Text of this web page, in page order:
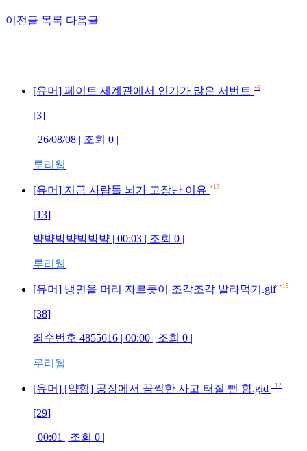
이전글 목록 다음글
[유머] 페이트 세계관에서 인기가 많은 서번트 +6
[3]
| 26/08/08 | 조회 0 |
루리웹
[유머] 지금 사람들 뇌가 고장난 이유 +13
[13]
뱍뱍박뱍박박뱍 | 00:03 | 조회 0 |
루리웹
[유머] 냉면을 머리 자르듯이 조각조각 발라먹기.gif +19
[38]
죄수번호 4855616 | 00:00 | 조회 0 |
루리웹
[유머] [약혐] 공장에서 끔찍한 사고 터질 뻔 함.gid +12
[29]
| 00:01 | 조회 0 |